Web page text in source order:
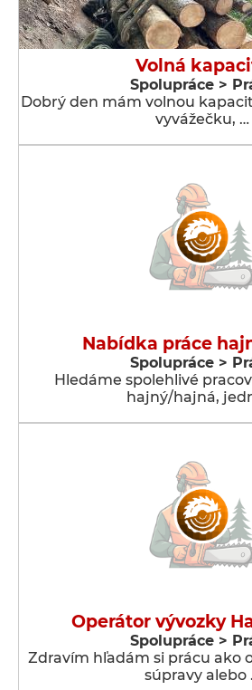
Volná
Spolupráce >
Dobrý den mám volnou
vyvážečku, …
Nabídka práce
Spolupráce >
Hledáme spolehlivé
hajný/hajná,
Operátor vývozky
Spolupráce >
Zdravím hľadám si prácu ako
súpravy alebo